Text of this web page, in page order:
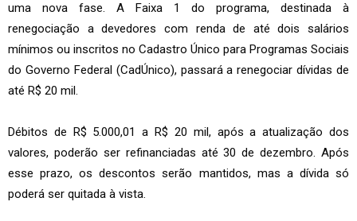
uma nova fase. A Faixa 1 do programa, destinada à
renegociação a devedores com renda de até dois salários
mínimos ou inscritos no Cadastro Único para Programas Sociais
do Governo Federal (CadÚnico), passará a renegociar dívidas de
até R$ 20 mil.
Débitos de R$ 5.000,01 a R$ 20 mil, após a atualização dos
valores, poderão ser refinanciadas até 30 de dezembro. Após
esse prazo, os descontos serão mantidos, mas a dívida só
poderá ser quitada à vista.